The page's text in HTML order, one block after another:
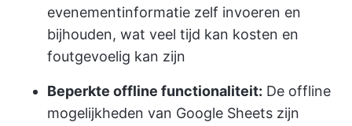
evenementinformatie zelf invoeren en
bijhouden, wat veel tijd kan kosten en
foutgevoelig kan zijn
Beperkte offline functionaliteit: De offline
mogelijkheden van Google Sheets zijn